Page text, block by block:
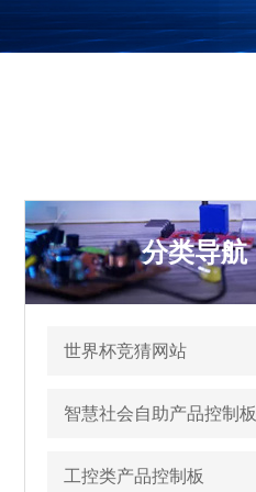
分类导航
世界杯竞猜网站
智慧社会自助产品控制板
工控类产品控制板